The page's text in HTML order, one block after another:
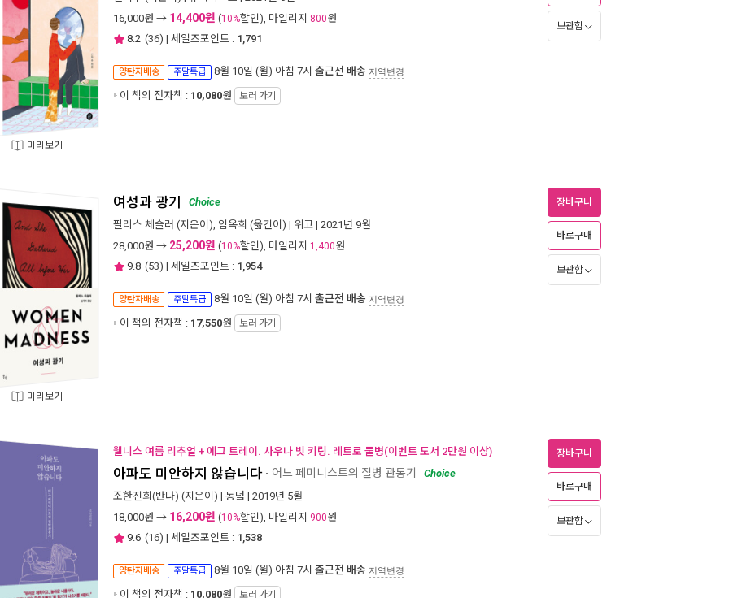
미리보기
16,000원 → 14,400원 (10%할인), 마일리지 800원
8.2 (36) | 세일즈포인트 : 1,791
양탄자배송 주말특급 8월 10일 (월) 아침 7시 출근전 배송 지역변경
이 책의 전자책 : 10,080원 보러 가기
보관함
미리보기
여성과 광기
Choice
필리스 체슬러 (지은이), 임옥희 (옮긴이) | 위고 | 2021년 9월
28,000원 → 25,200원 (10%할인), 마일리지 1,400원
9.8 (53) | 세일즈포인트 : 1,954
양탄자배송 주말특급 8월 10일 (월) 아침 7시 출근전 배송 지역변경
이 책의 전자책 : 17,550원 보러 가기
장바구니
바로구매
보관함
웰니스 여름 리추얼 + 에그 트레이. 사우나 빗 키링. 레트로 물병(이벤트 도서 2만원 이상)
아파도 미안하지 않습니다 - 어느 페미니스트의 질병 관통기
Choice
조한진희(반다) (지은이) | 동녘 | 2019년 5월
18,000원 → 16,200원 (10%할인), 마일리지 900원
9.6 (16) | 세일즈포인트 : 1,538
양탄자배송 주말특급 8월 10일 (월) 아침 7시 출근전 배송 지역변경
이 책의 전자책 : 10,080원 보러 가기
장바구니
바로구매
보관함